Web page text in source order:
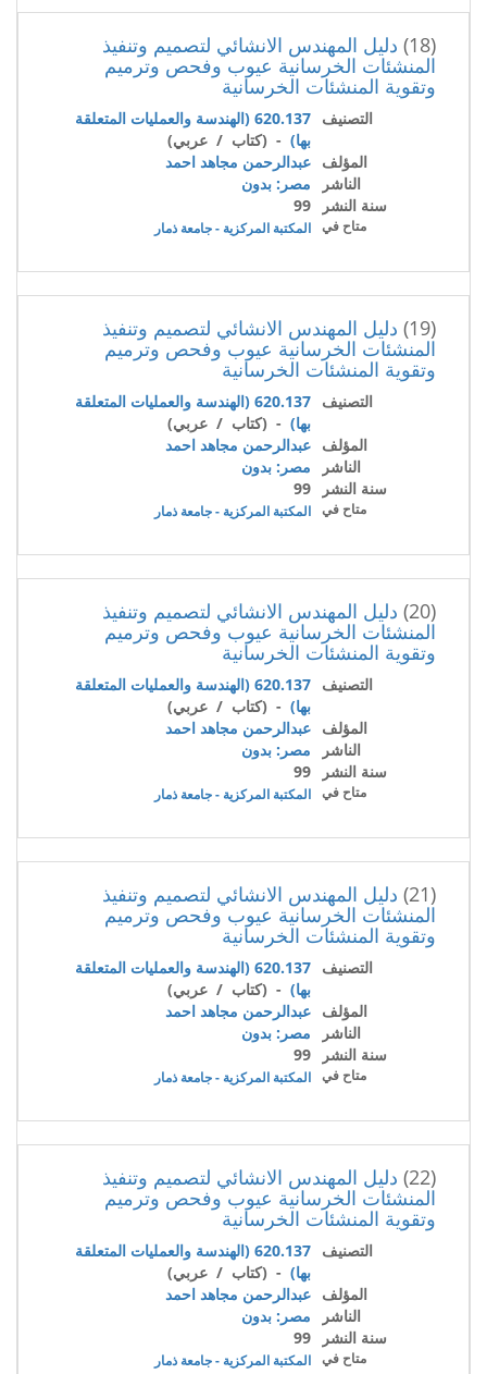
(18) دليل المهندس الانشائي لتصميم وتنفيذ
المنشئات الخرسانية عيوب وفحص وترميم
وتقوية المنشئات الخرسانية
التصنيف
620.137 (الهندسة والعمليات المتعلقة
بها) - (كتاب / عربي)
المؤلف عبدالرحمن مجاهد احمد
الناشر
مصر: بدون
سنة النشر
99
متاح في المكتبة المركزية - جامعة ذمار
(19) دليل المهندس الانشائي لتصميم وتنفيذ
المنشئات الخرسانية عيوب وفحص وترميم
وتقوية المنشئات الخرسانية
التصنيف
620.137 (الهندسة والعمليات المتعلقة
بها) - (كتاب / عربي)
المؤلف عبدالرحمن مجاهد احمد
الناشر
مصر: بدون
سنة النشر
99
متاح في المكتبة المركزية - جامعة ذمار
(20) دليل المهندس الانشائي لتصميم وتنفيذ
المنشئات الخرسانية عيوب وفحص وترميم
وتقوية المنشئات الخرسانية
التصنيف
620.137 (الهندسة والعمليات المتعلقة
بها) - (كتاب / عربي)
المؤلف عبدالرحمن مجاهد احمد
الناشر
مصر: بدون
سنة النشر
99
متاح في المكتبة المركزية - جامعة ذمار
(21) دليل المهندس الانشائي لتصميم وتنفيذ
المنشئات الخرسانية عيوب وفحص وترميم
وتقوية المنشئات الخرسانية
التصنيف
620.137 (الهندسة والعمليات المتعلقة
بها) - (كتاب / عربي)
المؤلف عبدالرحمن مجاهد احمد
الناشر
مصر: بدون
سنة النشر
99
متاح في المكتبة المركزية - جامعة ذمار
(22) دليل المهندس الانشائي لتصميم وتنفيذ
المنشئات الخرسانية عيوب وفحص وترميم
وتقوية المنشئات الخرسانية
التصنيف
620.137 (الهندسة والعمليات المتعلقة
بها) - (كتاب / عربي)
المؤلف عبدالرحمن مجاهد احمد
الناشر
مصر: بدون
سنة النشر
99
متاح في المكتبة المركزية - جامعة ذمار